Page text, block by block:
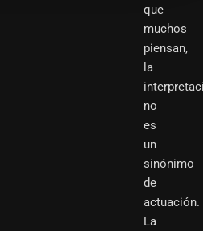
que
muchos
piensan,
la
no
es
un
sinónimo
de
actuación.
La